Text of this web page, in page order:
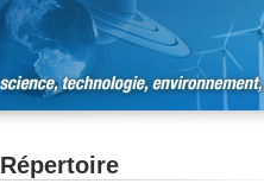
Répertoire